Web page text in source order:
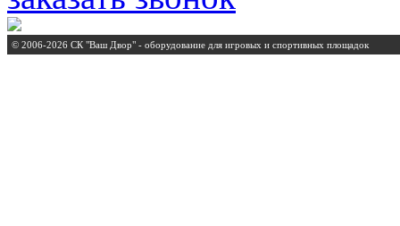
© 2006-2026 СК "Ваш Двор" - оборудование для игровых и спортивных площадок